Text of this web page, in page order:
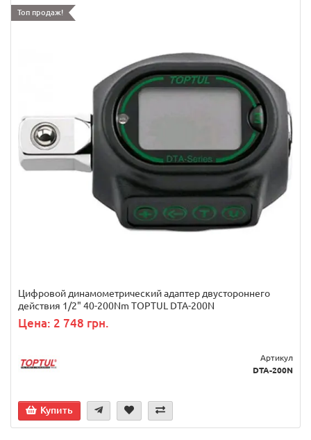
Топ продаж!
Цифpoвoй динaмoмeтpичecкий aдaптep двуcтopoннeгo
дeйcтвия 1/2" 40-200Nm TOPTUL DTA-200N
Цена: 2 748 грн.
Артикул
DTA-200N
Купить